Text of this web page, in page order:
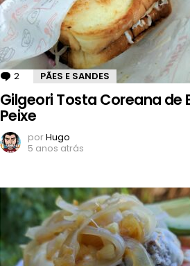
2 Comentários
PÃES E SANDES
Gilgeori Tosta Coreana de
Peixe
porHugo
5 anos atrás